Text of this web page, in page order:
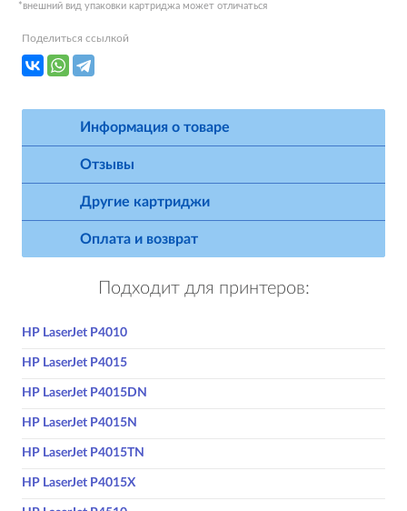
*внешний вид упаковки картриджа может отличаться
Поделиться ссылкой
Информация о товаре
Отзывы
Другие картриджи
Оплата и возврат
Подходит для принтеров:
HP LaserJet P4010
HP LaserJet P4015
HP LaserJet P4015DN
HP LaserJet P4015N
HP LaserJet P4015TN
HP LaserJet P4015X